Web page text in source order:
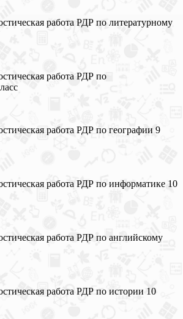
работа РДР по литературному
работа РДР по
работа РДР по географии 9
работа РДР по информатике 10
работа РДР по английскому
работа РДР по истории 10